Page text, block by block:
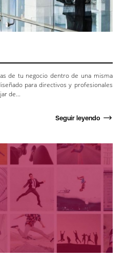
de tu negocio dentro de una misma
para directivos y profesionales
de...
Seguir leyendo